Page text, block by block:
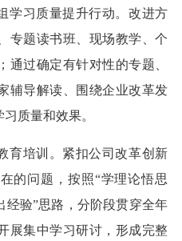
学习质量提升行动。改进方
专题读书班、现场教学、个
通过确定有针对性的专题、
辅导解读、围绕企业改革发
质量和效果。
育培训。紧扣公司改革创新
的问题，按照“学理论悟思
经验”思路，分阶段贯穿全年
展集中学习研讨，形成完整